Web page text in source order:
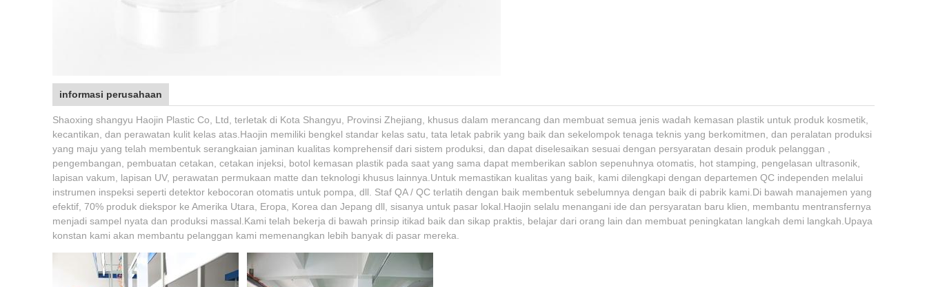
informasi perusahaan
Shaoxing shangyu Haojin Plastic Co, Ltd, terletak di Kota Shangyu, Provinsi Zhejiang, khusus dalam merancang dan membuat semua jenis wadah kemasan plastik untuk produk kosmetik,
kecantikan, dan perawatan kulit kelas atas.Haojin memiliki bengkel standar kelas satu, tata letak pabrik yang baik dan sekelompok tenaga teknis yang berkomitmen, dan peralatan produksi
yang maju yang telah membentuk serangkaian jaminan kualitas komprehensif dari sistem produksi, dan dapat diselesaikan sesuai dengan persyaratan desain produk pelanggan ,
pengembangan, pembuatan cetakan, cetakan injeksi, botol kemasan plastik pada saat yang sama dapat memberikan sablon sepenuhnya otomatis, hot stamping, pengelasan ultrasonik,
lapisan vakum, lapisan UV, perawatan permukaan matte dan teknologi khusus lainnya.Untuk memastikan kualitas yang baik, kami dilengkapi dengan departemen QC independen melalui
instrumen inspeksi seperti detektor kebocoran otomatis untuk pompa, dll. Staf QA / QC terlatih dengan baik membentuk sebelumnya dengan baik di pabrik kami.Di bawah manajemen yang
efektif, 70% produk diekspor ke Amerika Utara, Eropa, Korea dan Jepang dll, sisanya untuk pasar lokal.Haojin selalu menangani ide dan persyaratan baru klien, membantu mentransfernya
menjadi sampel nyata dan produksi massal.Kami telah bekerja di bawah prinsip itikad baik dan sikap praktis, belajar dari orang lain dan membuat peningkatan langkah demi langkah.Upaya
konstan kami akan membantu pelanggan kami memenangkan lebih banyak di pasar mereka.